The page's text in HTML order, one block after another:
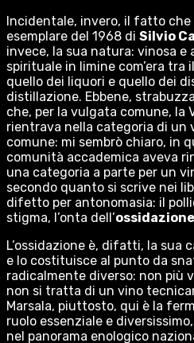
Incidentale, invero, il fatto
esemplare del 1968 di Silvio
invece, la sua natura: vinosa e
spirituale in limine com’era
quello dei liquori e quello dei
distillazione. Ebbene,
che, per la vulgata comune, la
rientrava nella categoria di un
comune: mi sembrò chiaro, in
comunità accademica aveva
una categoria a parte per un
secondo quanto si scrive nei
difetto per antonomasia: il
stigma, l’onta dell’ossidazione
L’ossidazione è, difatti, la sua
e lo costituisce al punto da
radicalmente diverso: non più
non si tratta di un vino
Marsala, piuttosto, qui è la
ruolo essenziale e
nel panorama enologico